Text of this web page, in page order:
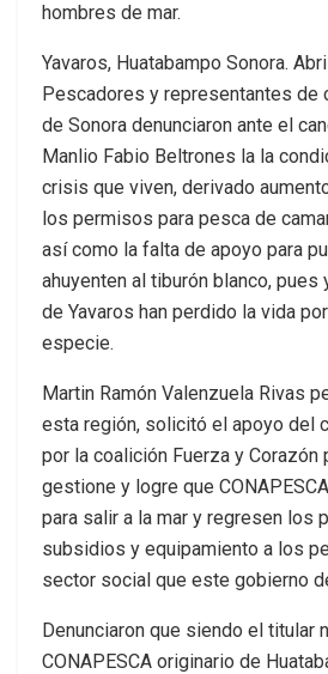
hombres de mar.
Yavaros, Huatabampo Sonora.
Pescadores y representantes de
de Sonora denunciaron ante el
Manlio Fabio Beltrones la la
crisis que viven, derivado
los permisos para pesca de
así como la falta de apoyo para
ahuyenten al tiburón blanco,
de Yavaros han perdido la vida
especie.
Martin Ramón Valenzuela Rivas
esta región, solicitó el apoyo del
por la coalición Fuerza y Corazón
gestione y logre que
para salir a la mar y regresen los
subsidios y equipamiento a los
sector social que este gobierno
Denunciaron que siendo el titular
CONAPESCA originario de